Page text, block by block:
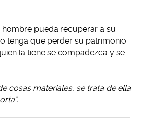
hombre pueda recuperar a su
tenga que perder su patrimonio
la tiene se compadezca y se
cosas materiales, se trata de ella